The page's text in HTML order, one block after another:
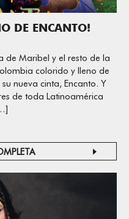
DE ENCANTO!
de Maribel y el resto de la
colorido y lleno de
nueva cinta, Encanto. Y
de toda Latinoamérica